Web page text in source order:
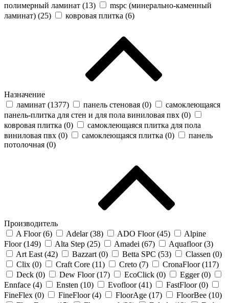
полимерный ламинат (13)
mspc (минерально-каменный
ламинат) (25) ковровая плитка (6)
Назначение
ламинат (1377) панель стеновая (0)
самоклеющаяся
панель-плитка для стен и для пола виниловая пвх (0)
ковровая плитка (0)
самоклеющаяся плитка для пола
виниловая пвх (0) самоклеющаяся плитка (0)
панель
потолочная (0)
Производитель
A Floor (6) Adelar (38) ADO Floor (45)
Alpine
Floor (149) Alta Step (25) Amadei (67) Aquafloor (3)
Art East (42) Bazzart (0) Betta SPC (53) Classen (0)
Clix (0) Craft Core (11) Creto (7) CronaFloor (117)
Deck (0) Dew Floor (17) EcoClick (0) Egger (0)
Ennface (4) Ensten (10) Evofloor (41) FastFloor (0)
FineFlex (0) FineFloor (4) FloorAge (17) FloorBee (10)